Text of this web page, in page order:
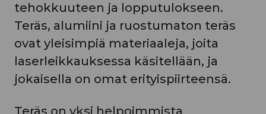
tehokkuuteen ja lopputulokseen.
Teräs, alumiini ja ruostumaton teräs
ovat yleisimpiä materiaaleja, joita
laserleikkauksessa käsitellään, ja
jokaisella on omat erityispiirteensä.
Teräs on yksi helpoimmista